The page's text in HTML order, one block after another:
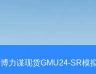
博力谋现货GMU24-SR模